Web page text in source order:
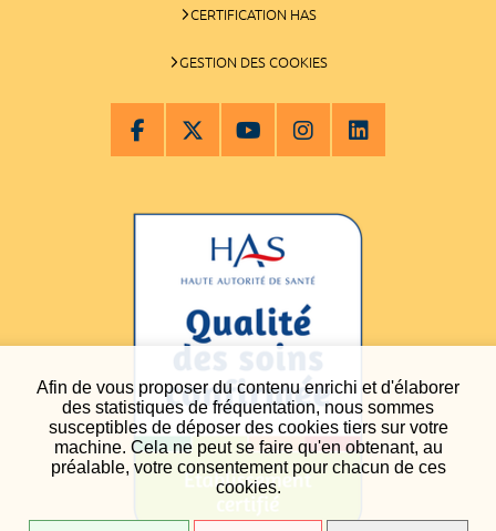
Afin de vous proposer du contenu enrichi et d'élaborer
des statistiques de fréquentation, nous sommes
susceptibles de déposer des cookies tiers sur votre
machine. Cela ne peut se faire qu'en obtenant, au
préalable, votre consentement pour chacun de ces
cookies.
CERTIFICATION HAS
GESTION DES COOKIES